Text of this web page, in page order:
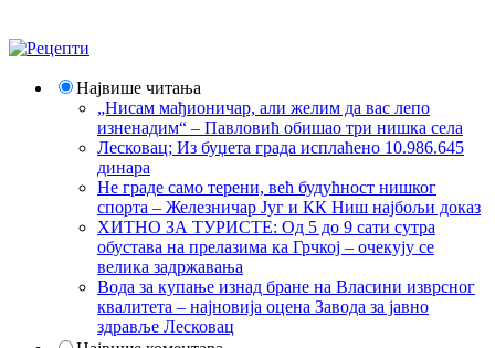
Највише читања
„Нисам мађионичар, али желим да вас лепо
изненадим“ – Павловић обишао три нишка села
Лесковац; Из буџета града исплаћено 10.986.645
динара
Не граде само терени, већ будућност нишког
спорта – Железничар Југ и КК Ниш најбољи доказ
ХИТНО ЗА ТУРИСТЕ: Од 5 до 9 сати сутра
обустава на прелазима ка Грчкој – очекују се
велика задржавања
Вода за купање изнад бране на Власини изврсног
квалитета – најновија оцена Завода за јавно
здравље Лесковац